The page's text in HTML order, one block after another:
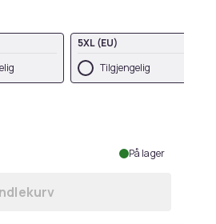
5XL (EU)
Tilgjengelig
På lager
Game Of Thrones: House Of